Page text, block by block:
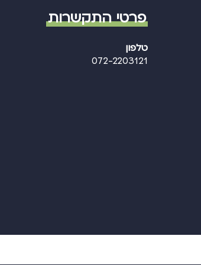
פרטי התקשרות
טלפון
072-2203121